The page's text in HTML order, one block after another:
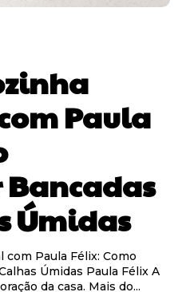
Paula
Bancadas
Úmidas
com Paula Félix: Como
Úmidas Paula Félix A
da casa. Mais do...